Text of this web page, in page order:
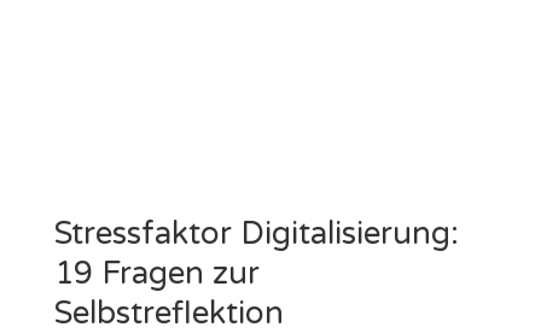
Stressfaktor Digitalisierung:
19 Fragen zur
Selbstreflektion